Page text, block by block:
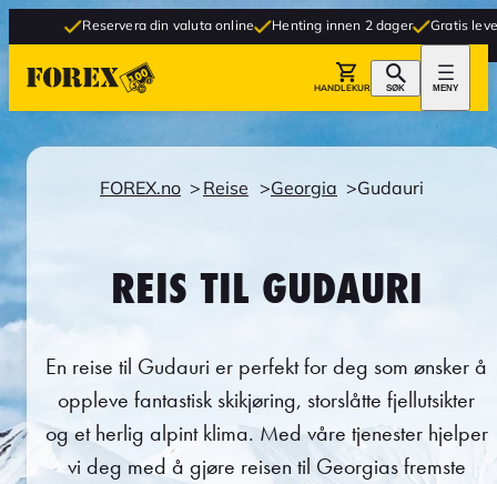
Reservera din valuta online Henting innen 2 dager Gratis levering til
HANDLEKURV SØK MENY
FOREX.no Reise Georgia Gudauri
REIS TIL GUDAURI
En reise til Gudauri er perfekt for deg som ønsker å
oppleve fantastisk skikjøring, storslåtte fjellutsikter
og et herlig alpint klima. Med våre tjenester hjelper
vi deg med å gjøre reisen til Georgias fremste